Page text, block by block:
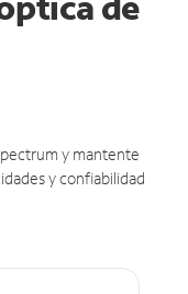
y mantente
y confiabilidad